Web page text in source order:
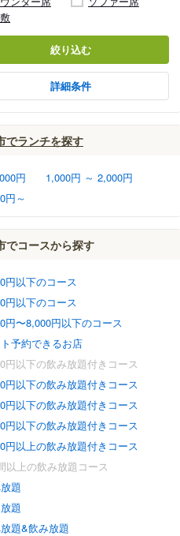
絞り込む
詳細条件
でランチを探す
円
1,000円 ～ 2,000円
円～
でコースから探す
円以下のコース
円以下のコース
円〜8,000円以下のコース
予約できるお店
円以下の飲み放題付きコース
円以下の飲み放題付きコース
円以下の飲み放題付きコース
円以下の飲み放題付きコース
円以上の飲み放題付きコース
以上の飲み放題コース
題
題
題&飲み放題